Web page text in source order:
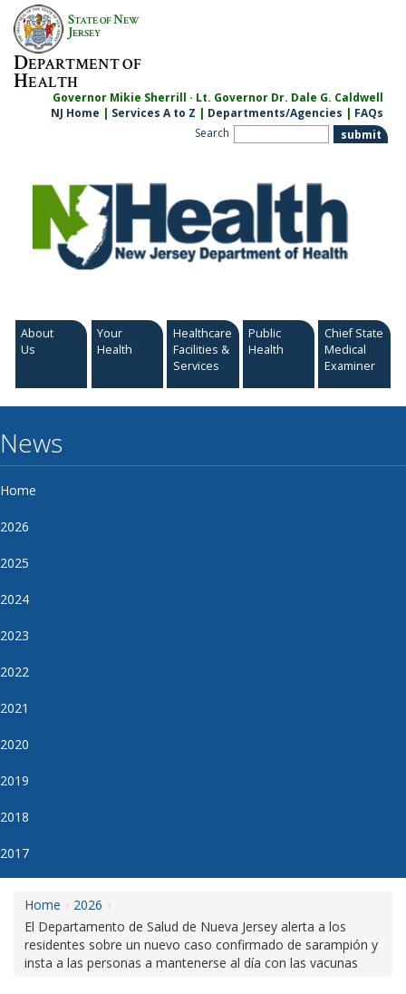
Skip
content
STATE OFNEW
JERSEY
DEPARTMENT OF
HEALTH
Governor Mikie Sherrill · Lt. Governor Dr. Dale G. Caldwell
NJ Home | Services A to Z | Departments/Agencies | FAQs
Search
About
Us
Your
Health
Healthcare
Facilities &
Services
Public
Health
Chief State
Medical
Examiner
News
Home
2026
2025
2024
2023
2022
2021
2020
2019
2018
2017
Home
2026
El Departamento de Salud de Nueva Jersey alerta a los
residentes sobre un nuevo caso confirmado de sarampión y
insta a las personas a mantenerse al día con las vacunas